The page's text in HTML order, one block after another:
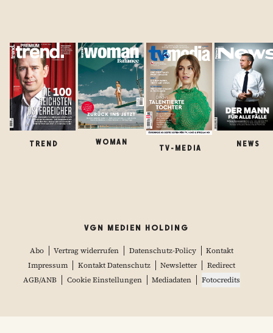
TREND WOMAN
TV-MEDIA
NEWS
VGN MEDIEN HOLDING
Abo Vertrag widerrufen Datenschutz-Policy
Kontakt
Impressum
Kontakt Datenschutz Newsletter
Redirect
AGB/ANB
Cookie Einstellungen Mediadaten Fotocredits